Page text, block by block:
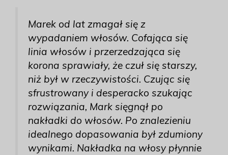
Marek od lat zmagał się z
wypadaniem włosów. Cofająca się
linia włosów i przerzedzająca się
korona sprawiały, że czuł się starszy,
niż był w rzeczywistości. Czując się
sfrustrowany i desperacko szukając
rozwiązania, Mark sięgnął po
nakładki do włosów. Po znalezieniu
idealnego dopasowania był zdumiony
wynikami. Nakładka na włosy płynnie